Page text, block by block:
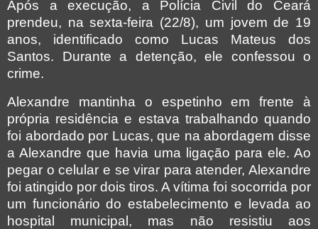
Após a execução, a Polícia Civil do Ceará
prendeu, na sexta-feira (22/8), um jovem de 19
anos, identificado como Lucas Mateus dos
Santos. Durante a detenção, ele confessou o
crime.
Alexandre mantinha o espetinho em frente à
própria residência e estava trabalhando quando
foi abordado por Lucas, que na abordagem disse
a Alexandre que havia uma ligação para ele. Ao
pegar o celular e se virar para atender, Alexandre
foi atingido por dois tiros. A vítima foi socorrida por
um funcionário do estabelecimento e levada ao
hospital municipal, mas não resistiu aos